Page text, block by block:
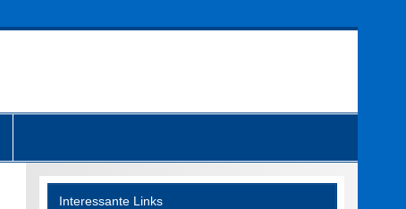
Interessante Links